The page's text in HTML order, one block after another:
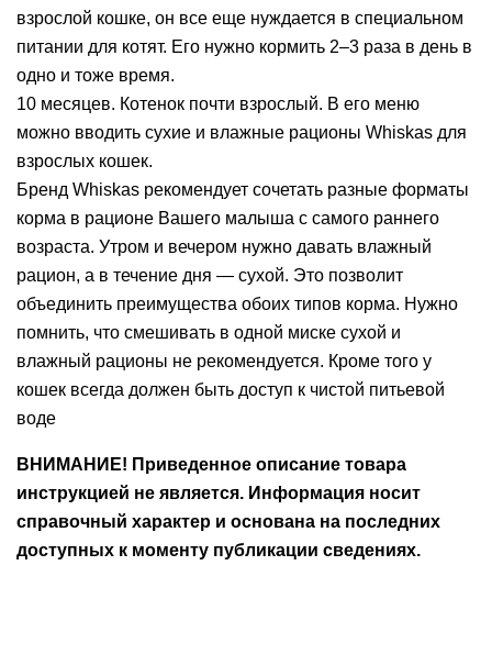
взрослой кошке, он все еще нуждается в специальном
питании для котят. Его нужно кормить 2–3 раза в день в
одно и тоже время.
10 месяцев. Котенок почти взрослый. В его меню
можно вводить сухие и влажные рационы Whiskas для
взрослых кошек.
Бренд Whiskas рекомендует сочетать разные форматы
корма в рационе Вашего малыша с самого раннего
возраста. Утром и вечером нужно давать влажный
рацион, а в течение дня — сухой. Это позволит
объединить преимущества обоих типов корма. Нужно
помнить, что смешивать в одной миске сухой и
влажный рационы не рекомендуется. Кроме того у
кошек всегда должен быть доступ к чистой питьевой
воде
ВНИМАНИЕ! Приведенное описание товара
инструкцией не является. Информация носит
справочный характер и основана на последних
доступных к моменту публикации сведениях.